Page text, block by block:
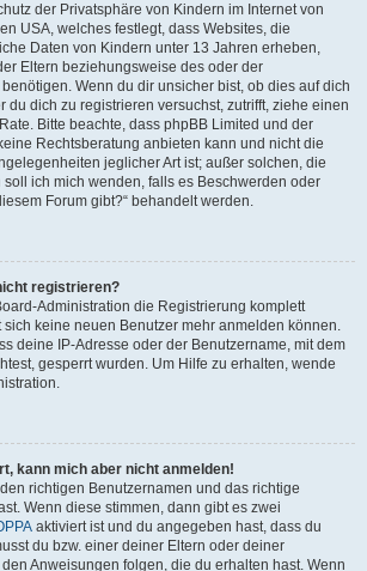
der Privatsphäre von Kindern im Internet von
USA, welches festlegt, dass Websites, die
Daten von Kindern unter 13 Jahren erheben,
Eltern beziehungsweise des oder der
Wenn du dir unsicher bist, ob dies auf dich
du dich zu registrieren versuchst, zutrifft, ziehe einen
Bitte beachte, dass phpBB Limited und der
Rechtsberatung anbieten kann und nicht die
jeglicher Art ist; außer solchen, die
soll ich mich wenden, falls es Beschwerden oder
Forum gibt?“ behandelt werden.
registrieren?
Administration die Registrierung komplett
keine neuen Benutzer mehr anmelden können.
deine IP-Adresse oder der Benutzername, mit dem
gesperrt wurden. Um Hilfe zu erhalten, wende
kann mich aber nicht anmelden!
richtigen Benutzernamen und das richtige
Wenn diese stimmen, dann gibt es zwei
aktiviert ist und du angegeben hast, dass du
du bzw. einer deiner Eltern oder deiner
Anweisungen folgen, die du erhalten hast. Wenn